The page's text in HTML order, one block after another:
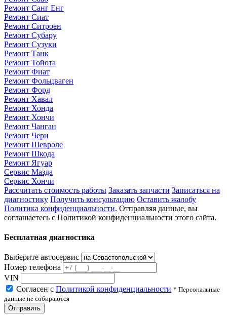
Ремонт Санг Енг
Ремонт Сиат
Ремонт Ситроен
Ремонт Субару
Ремонт Сузуки
Ремонт Танк
Ремонт Тойота
Ремонт Фиат
Ремонт Фольцваген
Ремонт Форд
Ремонт Хавал
Ремонт Хонда
Ремонт Хончи
Ремонт Чанган
Ремонт Чери
Ремонт Шевроле
Ремонт Шкода
Ремонт Ягуар
Сервис Мазда
Сервис Хончи
Рассчитать стоимость работы Заказать запчасти Записаться на
диагностику Получить консультацию Оставить жалобу
Политика конфиденциальности. Отправляя данные, вы
соглашаетесь с Политикой конфиденциальности этого сайта.
Бесплатная диагностика
Выберите автосервис
Номер телефона
VIN
Согласен с Политикой конфиденциальности * Персональные
данные не собираются
Отправить